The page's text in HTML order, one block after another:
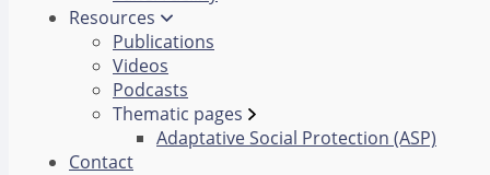
Resources
Publications
Videos
Podcasts
Thematic pages
Adaptative Social Protection (ASP)
Contact